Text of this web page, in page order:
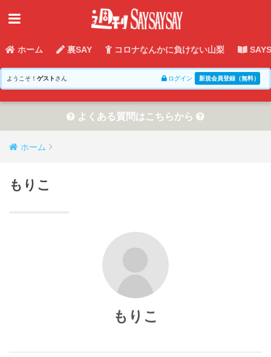
ホーム 裏SAY コロナなんかに負けない山梨
ようこそ！ ゲスト さん ログイン 新規会員登録（無料）
よくある質問はこちらから
ホーム
もりこ
もりこ